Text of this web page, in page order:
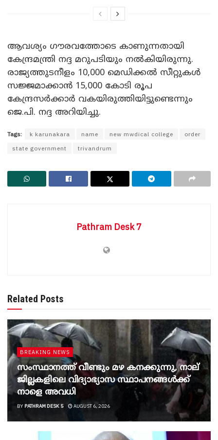
ആവശ്യം ഗൗരവത്തോടെ കാണുന്നതായി
കേന്ദ്രമന്ത്രി നദ്ദ മറുപടിയും നൽകിയിരുന്നു.
രാജ്യത്തുടനീളം 10,000 മെഡിക്കൽ സീറ്റുകൾ
സജ്ജമാക്കാൻ 15,000 കോടി രൂപ
കേന്ദ്രസർക്കാർ വകയിരുത്തിയിട്ടുണ്ടെന്നും
ജെ.പി. നദ്ദ അറിയിച്ചു.
Tags: k karunakara name new mwdical college
order
state government
trivandrum
Pathram Desk 7
Related Posts
BREAKING NEWS
സംസ്ഥാനത്ത് വീണ്ടും മഴ കനക്കുന്നു, നാല്
ജില്ലകളിലെ വിദ്യാഭ്യാസ സ്ഥാപനങ്ങൾക്ക്
നാളെ അവധി
BY PATHRAM DESK 5 AUGUST 6, 2026